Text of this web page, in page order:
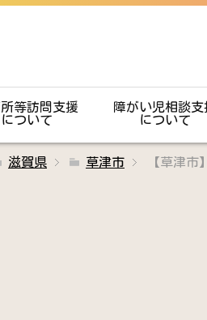
等訪問支援
について
障がい児相談支
について
滋賀県 草津市 【草津